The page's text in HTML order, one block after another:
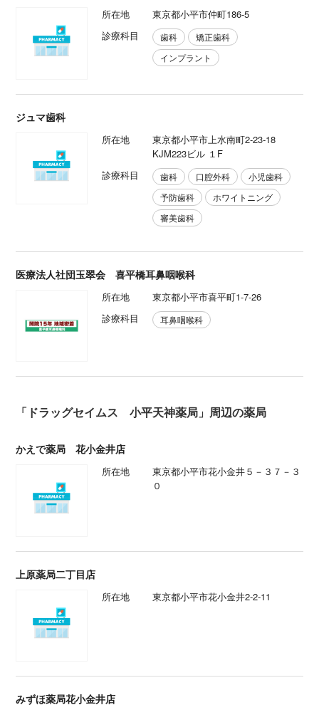
所在地
東京都小平市仲町186-5
診療科目
歯科
矯正歯科
インプラント
ジュマ歯科
所在地
東京都小平市上水南町2-23-18
KJM223ビル １F
診療科目
歯科 口腔外科
小児歯科
予防歯科
ホワイトニング
審美歯科
医療法人社団玉翠会 喜平橋耳鼻咽喉科
所在地
東京都小平市喜平町1-7-26
診療科目
耳鼻咽喉科
「ドラッグセイムス 小平天神薬局」周辺の薬局
かえで薬局 花小金井店
所在地
東京都小平市花小金井５－３７－３
０
上原薬局二丁目店
所在地 東京都小平市花小金井2-2-11
みずほ薬局花小金井店